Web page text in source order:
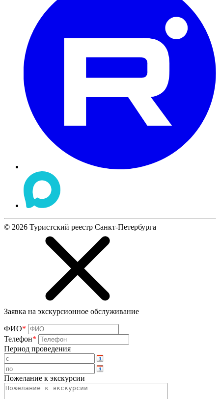
© 2026 Туристский реестр Санкт-Петербурга
Заявка на экскурсионное обслуживание
ФИО*
Телефон*
Период проведения
Пожелание к экскурсии